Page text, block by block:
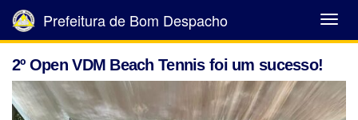
Abrir
Menu
Prefeitura de Bom Despacho
2º Open VDM Beach Tennis foi um sucesso!